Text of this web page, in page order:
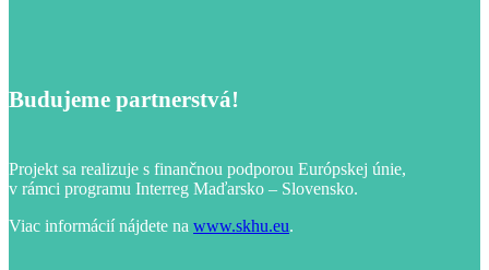
Budujeme partnerstvá!
Projekt sa realizuje s finančnou podporou Európskej únie,
v rámci programu Interreg Maďarsko – Slovensko.
Viac informácií nájdete na www.skhu.eu.